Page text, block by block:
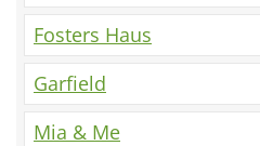
Fosters Haus
Garfield
Mia & Me